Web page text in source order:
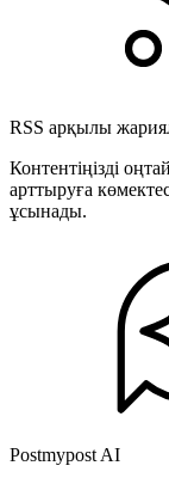
RSS арқылы
Контентіңізді
арттыруға
ұсынады.
Postmypost AI